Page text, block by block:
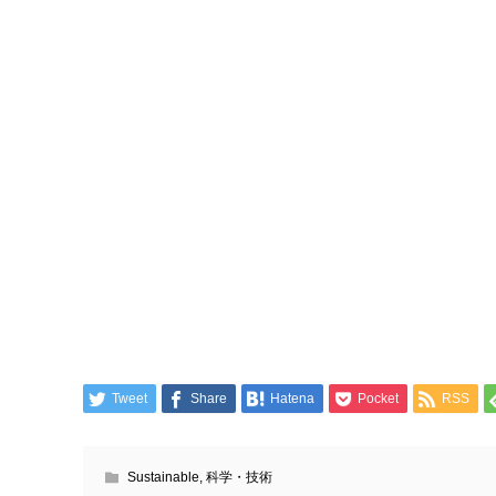
Tweet Share Hatena Pocket RSS
Sustainable 科学・技術